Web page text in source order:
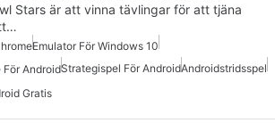
Stars är att vinna tävlingar för att tjäna
Emulator För Windows 10
AndroidStrategispel För AndroidAndroidstridsspel
Gratis